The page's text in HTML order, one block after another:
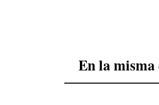
En la misma